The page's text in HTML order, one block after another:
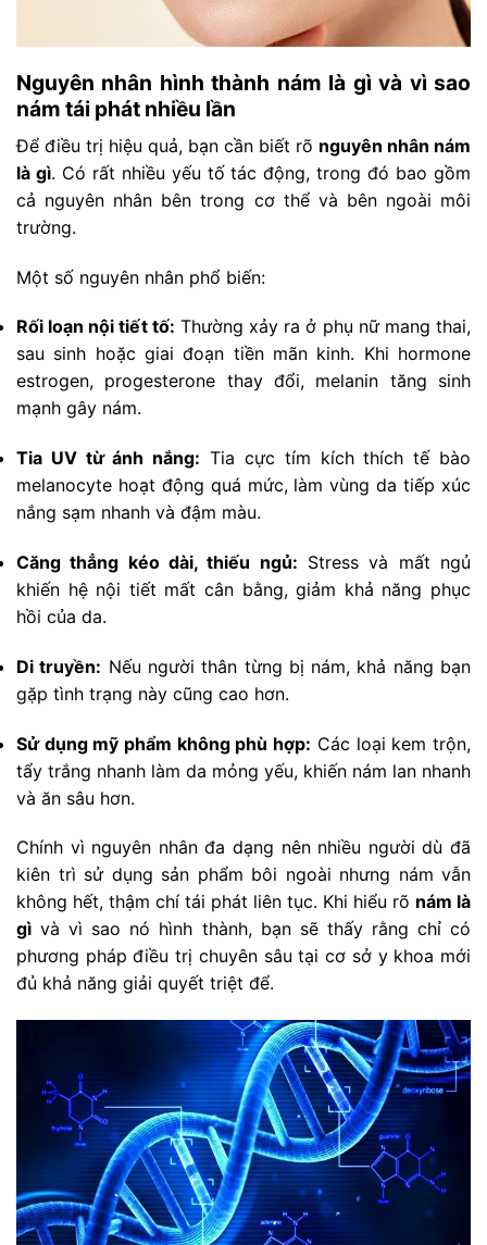
Nguyên nhân hình thành nám là gì và vì sao
nám tái phát nhiều lần
Để điều trị hiệu quả, bạn cần biết rõ nguyên nhân nám
là gì. Có rất nhiều yếu tố tác động, trong đó bao gồm
cả nguyên nhân bên trong cơ thể và bên ngoài môi
trường.
Một số nguyên nhân phổ biến:
Rối loạn nội tiết tố: Thường xảy ra ở phụ nữ mang thai,
sau sinh hoặc giai đoạn tiền mãn kinh. Khi hormone
estrogen, progesterone thay đổi, melanin tăng sinh
mạnh gây nám.
Tia UV từ ánh nắng: Tia cực tím kích thích tế bào
melanocyte hoạt động quá mức, làm vùng da tiếp xúc
nắng sạm nhanh và đậm màu.
Căng thẳng kéo dài, thiếu ngủ: Stress và mất ngủ
khiến hệ nội tiết mất cân bằng, giảm khả năng phục
hồi của da.
Di truyền: Nếu người thân từng bị nám, khả năng bạn
gặp tình trạng này cũng cao hơn.
Sử dụng mỹ phẩm không phù hợp: Các loại kem trộn,
tẩy trắng nhanh làm da mỏng yếu, khiến nám lan nhanh
và ăn sâu hơn.
Chính vì nguyên nhân đa dạng nên nhiều người dù đã
kiên trì sử dụng sản phẩm bôi ngoài nhưng nám vẫn
không hết, thậm chí tái phát liên tục. Khi hiểu rõ nám là
gì và vì sao nó hình thành, bạn sẽ thấy rằng chỉ có
phương pháp điều trị chuyên sâu tại cơ sở y khoa mới
đủ khả năng giải quyết triệt để.